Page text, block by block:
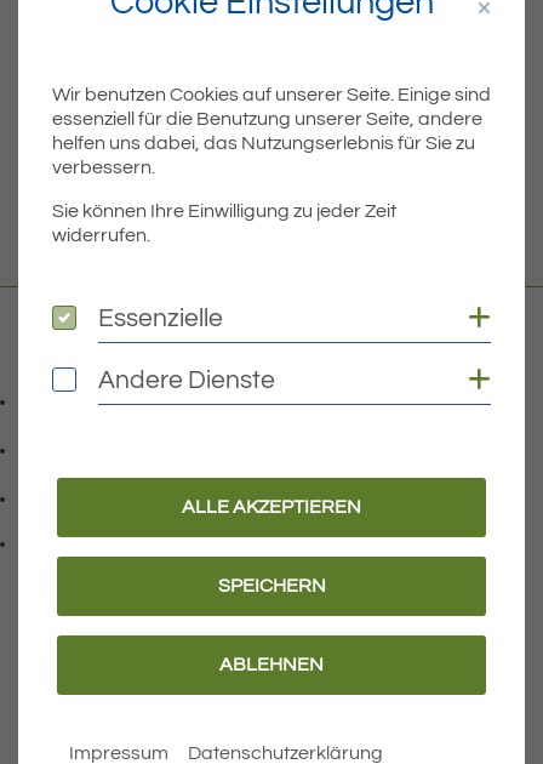
Dateigröße 7.12 MB
DOWNLOAD
07541 9708-0
Telefonnummer: 0 7 5 4 1 9 7 0 8 0
info@eriskirch.de
E-Mail Adresse: info@eriskirch.de
Adresse:
Wichtige Links
Wir benutzen Cookies auf unserer Seite. Einige sind
essenziell für die Benutzung unserer Seite, andere
helfen uns dabei, das Nutzungserlebnis für Sie zu
verbessern.
Sie können Ihre Einwilligung zu jeder Zeit
widerrufen.
Essenzielle
Essenzielle
Andere Dienste
Andere Dienste
ALLE AKZEPTIEREN
SPEICHERN
ABLEHNEN
Impressum
Datenschutzerklärung